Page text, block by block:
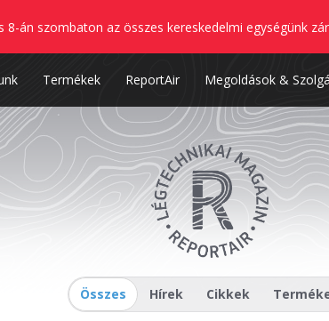
8-án szombaton az összes kereskedelmi egységünk
Termékek ReportAir Megoldások &
Összes Hírek Cikkek